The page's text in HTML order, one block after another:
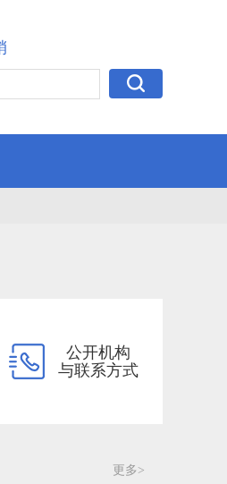
公开机构
与联系方式
更多>